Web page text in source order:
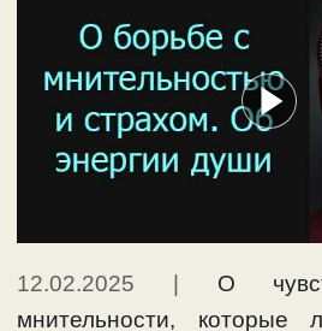
12.02.2025 | О
мнительности,